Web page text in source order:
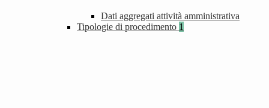
Dati aggregati attività amministrativa
Tipologie di procedimento 1